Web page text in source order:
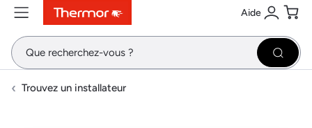
ContenuMenuRecherche Aide
Se
Trouvez un installateur